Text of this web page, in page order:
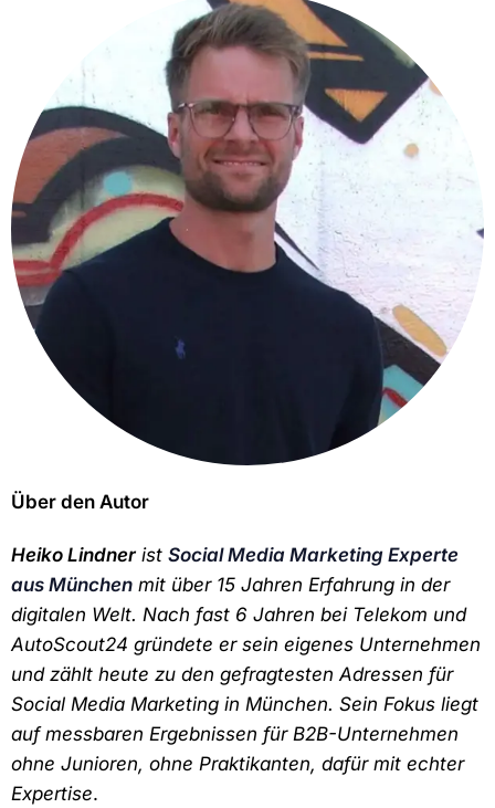
Über den Autor
Heiko Lindner ist Social Media Marketing Experte
aus München mit über 15 Jahren Erfahrung in der
digitalen Welt. Nach fast 6 Jahren bei Telekom und
AutoScout24 gründete er sein eigenes Unternehmen
und zählt heute zu den gefragtesten Adressen für
Social Media Marketing in München. Sein Fokus liegt
auf messbaren Ergebnissen für B2B-Unternehmen
ohne Junioren, ohne Praktikanten, dafür mit echter
Expertise.